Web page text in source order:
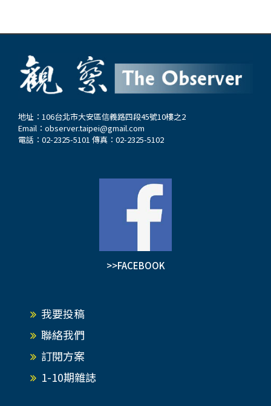
地址：106台北市大安區信義路四段45號10樓之2
Email： observer.taipei@gmail.com
電話：02-2325-5101 傳真：02-2325-5102
>>FACEBOOK
我要投稿
聯絡我們
訂閱方案
1-10期雜誌